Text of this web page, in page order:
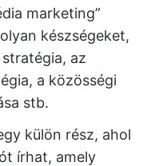
marketing”
készségeket,
az
a közösségi
stb.
külön rész, ahol
írhat, amely